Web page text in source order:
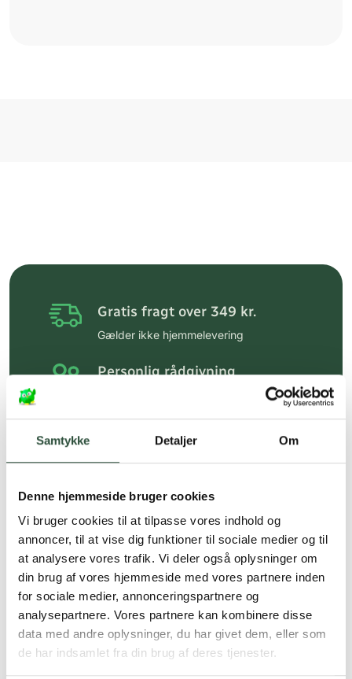
Samtykke Detaljer Om
Denne hjemmeside bruger cookies
Vi bruger cookies til at tilpasse vores indhold og
annoncer, til at vise dig funktioner til sociale medier og til
at analysere vores trafik. Vi deler også oplysninger om
din brug af vores hjemmeside med vores partnere inden
for sociale medier, annonceringspartnere og
analysepartnere. Vores partnere kan kombinere disse
data med andre oplysninger, du har givet dem, eller som
de har indsamlet fra din brug af deres tjenester.
Gratis fragt over 349 kr.
Gælder ikke hjemmelevering
Personlig rådgivning
Hurtig levering (30 min. i Kbh)
Faste lave priser*
*Gælder ikke ernæringsprodukter.
Stort udvalg af kendte
produkter
Vi tilbyder et stort udvalg af kendte
cremer, vitaminer og andre spændende
produkter – altid til fast lav pris.
Læs mere om Uglecare.dk her